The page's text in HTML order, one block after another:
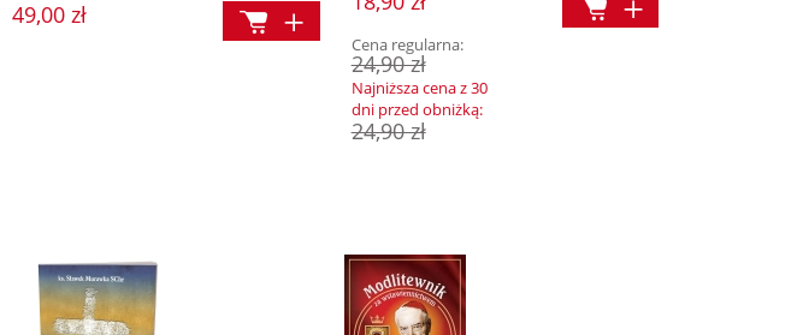
49,00 zł
Cena regularna:
24,90 zł
Najniższa cena z 30
dni przed obniżką:
24,90 zł